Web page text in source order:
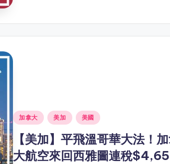
Posted
in
加拿大 美加 美國
【美加】平飛溫哥華大法！
大航空來回西雅圖連稅